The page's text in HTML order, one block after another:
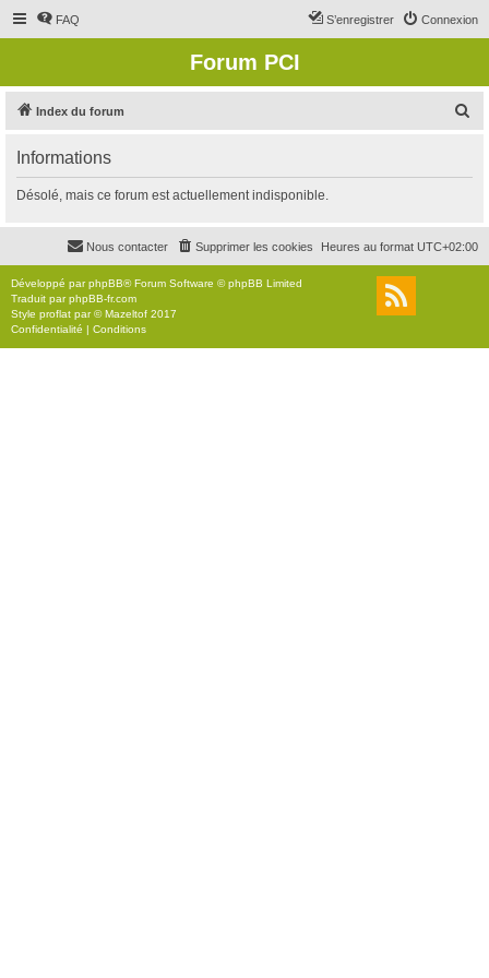
FAQ Connexion
S’enregistrer
Forum PCI
Index du forum
r
c
r
Informations
Désolé, mais ce forum est actuellement indisponible.
Heures au format UTC+02:00
Supprimer les cookies
Nous contacter
Développé parphpBB® Forum Software © phpBB Limited
Traduit parphpBB-fr.com
Style proflat par ©Mazeltof 2017
Confidentialité | Conditions